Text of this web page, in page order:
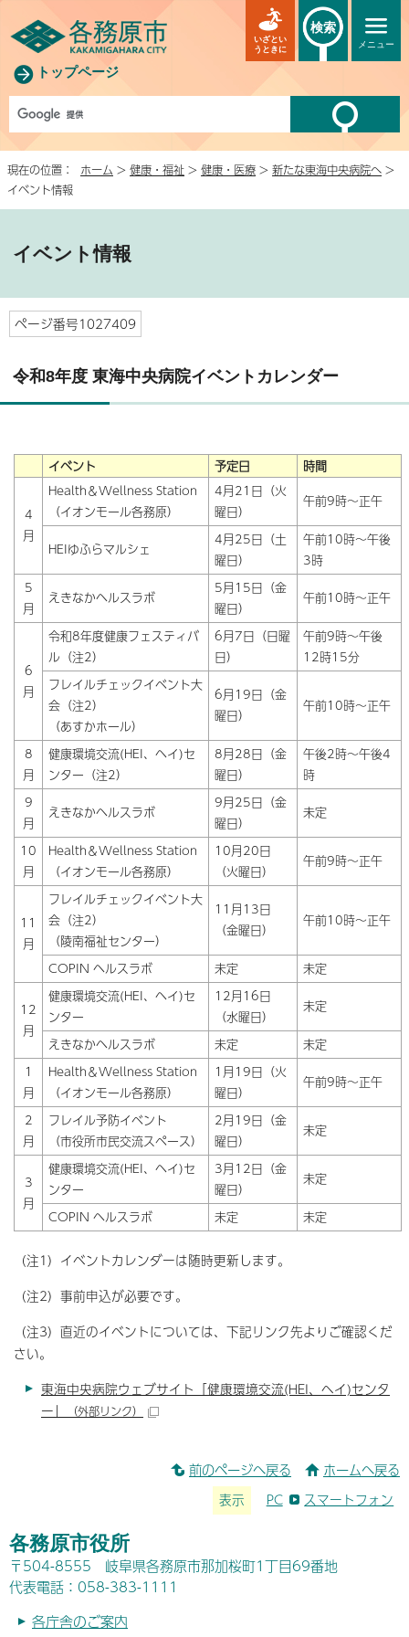
トップページ
メニュー
いざとい
うときに
検索
現在の位置： ホーム > 健康・福祉 > 健康・医療 > 新たな東海中央病院へ >
イベント情報
イベント情報
ページ番号1027409
令和8年度 東海中央病院イベントカレンダー
イベント 予定日 時間
4
月
Health＆Wellness Station
（イオンモール各務原）
4月21日（火
曜日）
午前9時～正午
HEIゆふらマルシェ
4月25日（土
曜日）
午前10時～午後
3時
5
月
えきなかヘルスラボ
5月15日（金
曜日）
午前10時～正午
6
月
令和8年度健康フェスティバ
ル（注2）
6月7日（日曜
日）
午前9時～午後
12時15分
フレイルチェックイベント大
会（注2）
（あすかホール）
6月19日（金
曜日）
午前10時～正午
8
月
健康環境交流(HEI、ヘイ)セ
ンター（注2）
8月28日（金
曜日）
午後2時～午後4
時
9
月
えきなかヘルスラボ
9月25日（金
曜日）
未定
10
月
Health＆Wellness Station
（イオンモール各務原）
10月20日
（火曜日）
午前9時～正午
11
月
フレイルチェックイベント大
会（注2）
（陵南福祉センター）
11月13日
（金曜日）
午前10時～正午
COPIN ヘルスラボ 未定 未定
12
月
健康環境交流(HEI、ヘイ)セ
ンター
12月16日
（水曜日）
未定
えきなかヘルスラボ 未定
未定
1
月
Health＆Wellness Station
（イオンモール各務原）
1月19日（火
曜日）
午前9時～正午
2
月
フレイル予防イベント
（市役所市民交流スペース）
2月19日（金
曜日）
未定
3
月
健康環境交流(HEI、ヘイ)セ
ンター
3月12日（金
曜日）
未定
COPIN ヘルスラボ 未定 未定
（注1）イベントカレンダーは随時更新します。
（注2）事前申込が必要です。
（注3）直近のイベントについては、下記リンク先よりご確認くだ
さい。
東海中央病院ウェブサイト「健康環境交流(HEI、ヘイ)センタ
ー」
（外部リンク）
前のページへ戻る ホームへ戻る
表示 PC スマートフォン
各務原市役所
〒504-8555 岐阜県各務原市那加桜町1丁目69番地
代表電話：058-383-1111
各庁舎のご案内